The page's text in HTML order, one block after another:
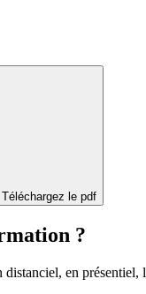
Téléchargez le pdf
?
en